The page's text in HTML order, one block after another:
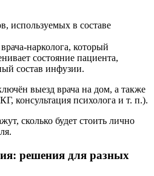
используемых в составе
нарколога, который
состояние пациента,
состав инфузии.
выезд врача на дом, а также
консультация психолога и т. п.).
сколько будет стоить лично
решения для разных